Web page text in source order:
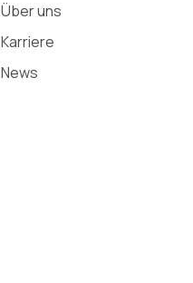
Über uns
Karriere
News